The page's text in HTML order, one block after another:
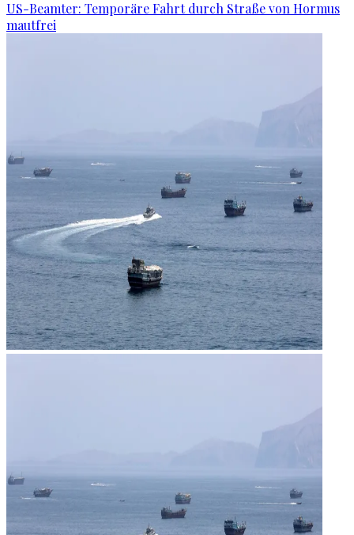
US-Beamter: Temporäre Fahrt durch Straße von Hormus
mautfrei